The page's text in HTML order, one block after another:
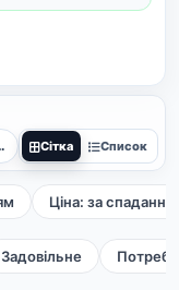
Сітка Список
Ціна: за
Задовільне